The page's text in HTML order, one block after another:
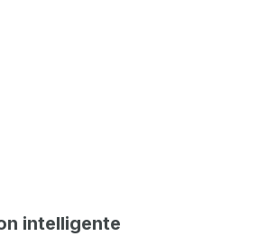
intelligente